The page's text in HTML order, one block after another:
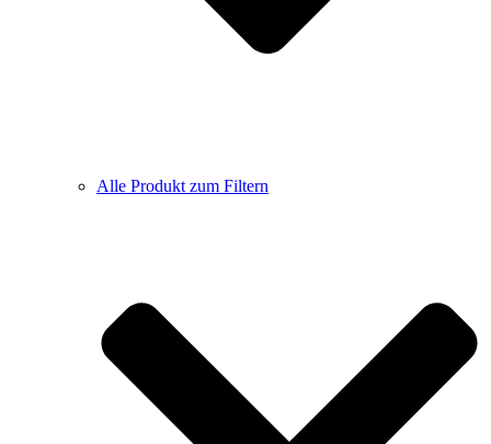
Alle Produkt zum Filtern